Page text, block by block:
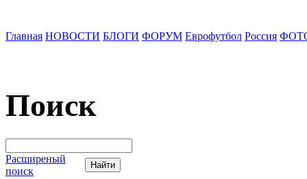
Главная НОВОСТИ БЛОГИ ФОРУМ Еврофутбол Россия
Поиск
Расширеный
поиск